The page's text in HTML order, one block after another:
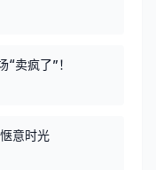
卖疯了”！
意时光